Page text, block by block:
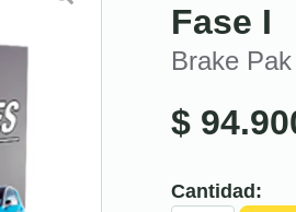
Fase I
Brake Pak
$
Cantidad: